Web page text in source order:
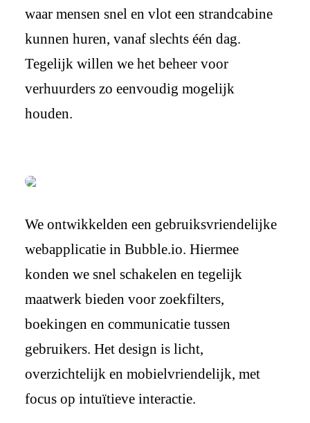
waar mensen snel en vlot een strandcabine
kunnen huren, vanaf slechts één dag.
Tegelijk willen we het beheer voor
verhuurders zo eenvoudig mogelijk
houden.
We ontwikkelden een gebruiksvriendelijke
webapplicatie in Bubble.io. Hiermee
konden we snel schakelen en tegelijk
maatwerk bieden voor zoekfilters,
boekingen en communicatie tussen
gebruikers. Het design is licht,
overzichtelijk en mobielvriendelijk, met
focus op intuïtieve interactie.